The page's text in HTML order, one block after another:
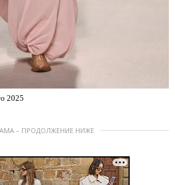
2025
– ПРОДОЛЖЕНИЕ НИЖЕ